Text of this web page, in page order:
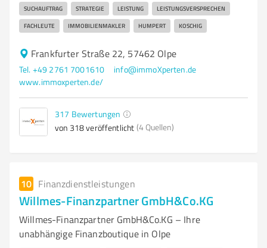
SUCHAUFTRAG STRATEGIE LEISTUNG LEISTUNGSVERSPRECHEN
FACHLEUTE IMMOBILIENMAKLER HUMPERT KOSCHIG
Frankfurter Straße 22, 57462 Olpe
Tel. +49 2761 7001610
info@immoXperten.de
www.immoxperten.de/
317 Bewertungen
von 318 veröffentlicht (4 Quellen)
10 Finanzdienstleistungen
Willmes-Finanzpartner GmbH&Co.KG
Willmes-Finanzpartner GmbH&Co.KG – Ihre
unabhängige Finanzboutique in Olpe